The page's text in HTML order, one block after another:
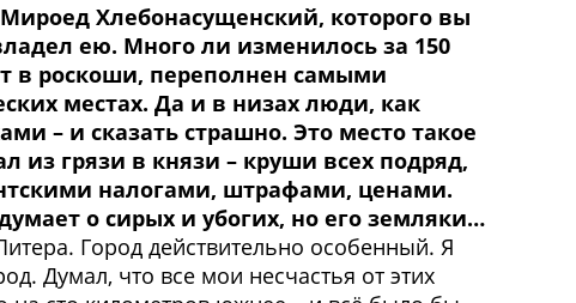
Хлебонасущенский, которого вы
ею. Много ли изменилось за 150
в роскоши, переполнен самыми
местах. Да и в низах люди, как
– и сказать страшно. Это место такое
из грязи в князи – круши всех подряд,
налогами, штрафами, ценами.
о сирых и убогих, но его земляки…
Город действительно особенный. Я
Думал, что все мои несчастья от этих